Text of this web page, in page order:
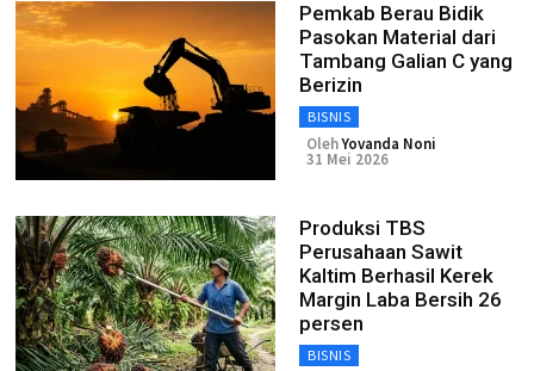
Pemkab Berau Bidik
Pasokan Material dari
Tambang Galian C yang
Berizin
BISNIS
OlehYovanda Noni
31 Mei 2026
Produksi TBS
Perusahaan Sawit
Kaltim Berhasil Kerek
Margin Laba Bersih 26
persen
BISNIS